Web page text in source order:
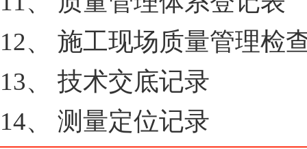
12、 施工现场质量管理检
13、 技术交底记录
14、 测量定位记录